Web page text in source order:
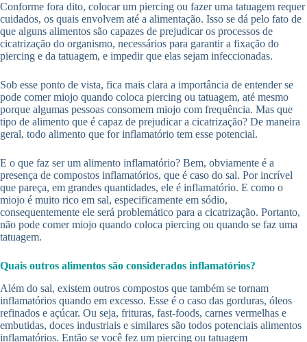
Conforme fora dito, colocar um piercing ou fazer uma tatuagem requer
cuidados, os quais envolvem até a alimentação. Isso se dá pelo fato de
que alguns alimentos são capazes de prejudicar os processos de
cicatrização do organismo, necessários para garantir a fixação do
piercing e da tatuagem, e impedir que elas sejam infeccionadas.
Sob esse ponto de vista, fica mais clara a importância de entender se
pode comer miojo quando coloca piercing ou tatuagem, até mesmo
porque algumas pessoas consomem miojo com frequência. Mas que
tipo de alimento que é capaz de prejudicar a cicatrização? De maneira
geral, todo alimento que for inflamatório tem esse potencial.
E o que faz ser um alimento inflamatório? Bem, obviamente é a
presença de compostos inflamatórios, que é caso do sal. Por incrível
que pareça, em grandes quantidades, ele é inflamatório. E como o
miojo é muito rico em sal, especificamente em sódio,
consequentemente ele será problemático para a cicatrização. Portanto,
não pode comer miojo quando coloca piercing ou quando se faz uma
tatuagem.
Quais outros alimentos são considerados inflamatórios?
Além do sal, existem outros compostos que também se tornam
inflamatórios quando em excesso. Esse é o caso das gorduras, óleos
refinados e açúcar. Ou seja, frituras, fast-foods, carnes vermelhas e
embutidas, doces industriais e similares são todos potenciais alimentos
inflamatórios. Então se você fez um piercing ou tatuagem